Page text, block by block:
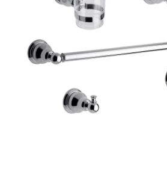
Hablemos...
Solo tenes que decirme: Hola